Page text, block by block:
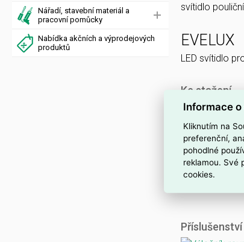
Nářadí, stavební materiál a
pracovní pomůcky
Nabídka akčních a výprodejových
produktů
svítidlo
EVELUX
LED svítidlo
Ke stažení
Katalogový list
CE
ENEC
CB
EMC
Ballproof
Příslušenství
Informace
Kliknutím na
preferenční,
pohodlné
reklamou. Své
cookies.